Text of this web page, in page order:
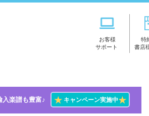
お客様
サポート
特
書店
入楽譜も豊富♪ ★キャンペーン実施中★